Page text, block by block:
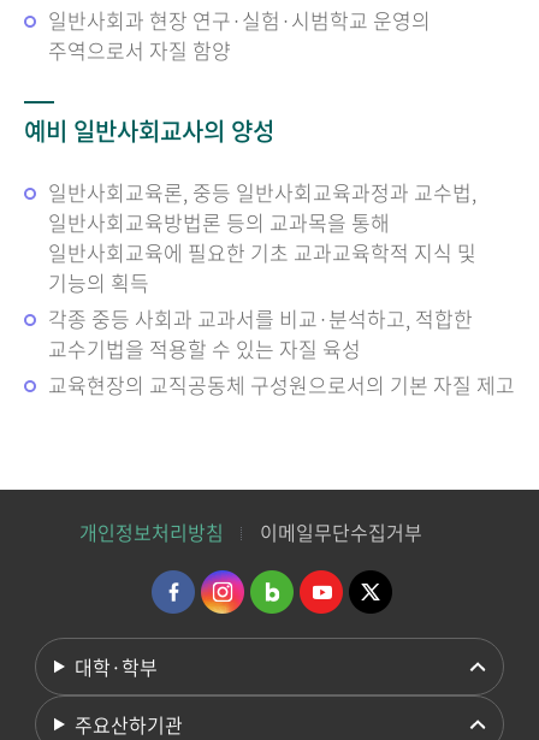
일반사회과 현장 연구·실험·시범학교 운영의
주역으로서 자질 함양
예비 일반사회교사의 양성
일반사회교육론, 중등 일반사회교육과정과 교수법,
일반사회교육방법론 등의 교과목을 통해
일반사회교육에 필요한 기초 교과교육학적 지식 및
기능의 획득
각종 중등 사회과 교과서를 비교·분석하고, 적합한
교수기법을 적용할 수 있는 자질 육성
교육현장의 교직공동체 구성원으로서의 기본 자질 제고
개인정보처리방침 이메일무단수집거부
대학·학부
주요산하기관